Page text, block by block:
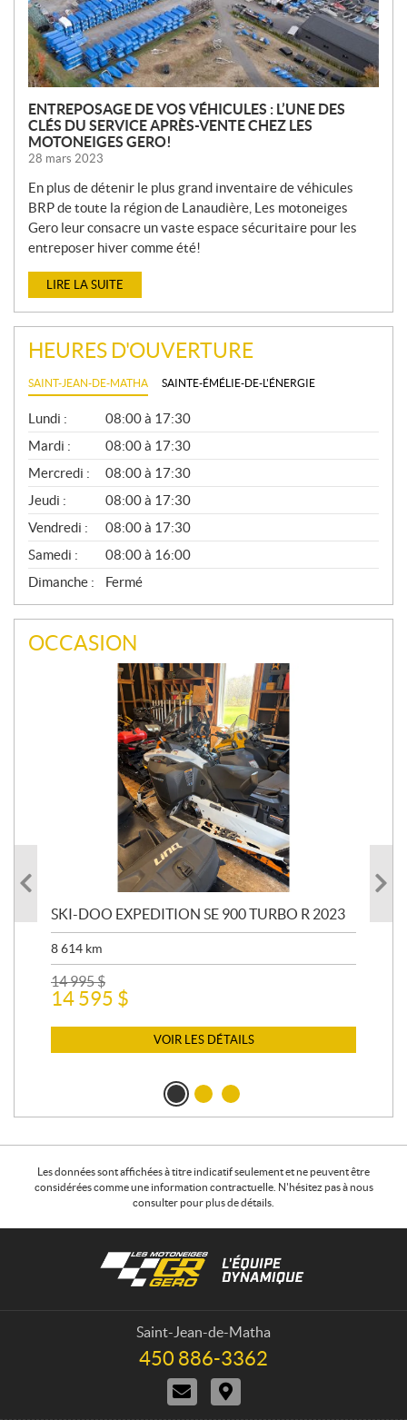
E
S
ENTREPOSAGE DE VOS VÉHICULES : L’UNE DES
CLÉS DU SERVICE APRÈS-VENTE CHEZ LES
MOTONEIGES GERO!
28 mars 2023
En plus de détenir le plus grand inventaire de véhicules
BRP de toute la région de Lanaudière, Les motoneiges
Gero leur consacre un vaste espace sécuritaire pour les
entreposer hiver comme été!
LIRE LA SUITE
HEURES D'OUVERTURE
SAINT-JEAN-DE-MATHA SAINTE-ÉMÉLIE-DE-L'ÉNERGIE
G
É
N
É
R
A
L
Lundi :
08:00 à 17:30
Mardi :
08:00 à 17:30
Mercredi :
08:00 à 17:30
Jeudi :
08:00 à 17:30
Vendredi :
08:00 à 17:30
Samedi :
08:00 à 16:00
Dimanche :
Fermé
OCCASION
SKI-DOO EXPEDITION SE 900 TURBO R 2023
8 614 km
14 995$
14 595 $
VOIR LES DÉTAILS
Les données sont affichées à titre indicatif seulement et ne peuvent être
considérées comme une information contractuelle. N'hésitez pas à nous
consulter pour plus de détails.
Saint-Jean-de-Matha
T
450 886-3362
N
o
I
t